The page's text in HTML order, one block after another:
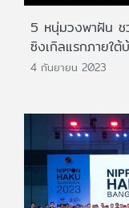
5 หนุ่มวงพาฝัน ช
ซิงเกิลแรกภายใ
4 กันยายน 2023